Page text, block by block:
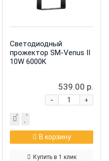
Светодиодный
прожектор SM-Venus II
10W 6000K
539.00 р.
+
-
В корзину
Купить в 1 клик